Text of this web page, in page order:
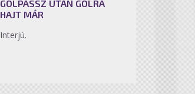
GÓLPASSZ UTÁN GÓLRA
HAJT MÁR
Interjú.